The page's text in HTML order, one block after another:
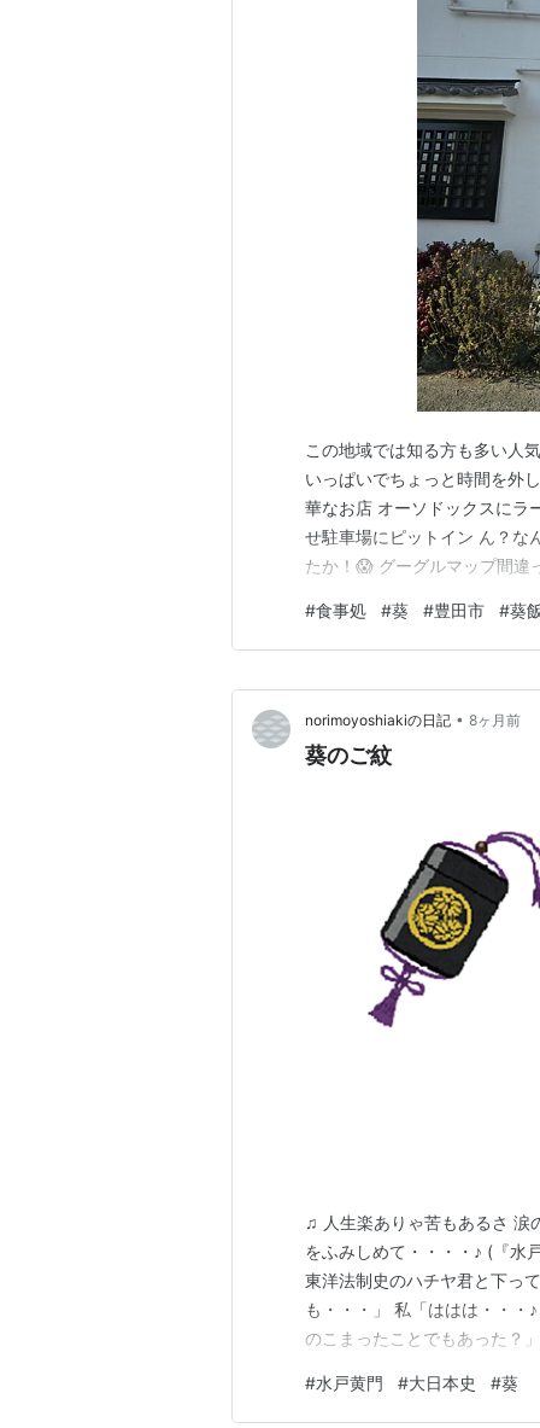
この地域では知る方も多い人
いっぱいでちょっと時間を外
華なお店 オーソドックスにラ
せ駐車場にピットイン ん？な
たか！😱 グーグルマップ間違
てて 今日は待ちはないでしょ
古屋じゃな…
#食事処 #葵 #豊田市 #葵
norimoyoshiakiの日記 • 8ヶ月前
葵のご紋
♫ 人生楽ありゃ苦もあるさ 涙
をふみしめて・・・・♪ (『水
東洋法制史のハチヤ君と下っ
も・・・」 私「ははは・・・
のこまったことでもあった？
印籠で悪者退治ができなくな
#水戸黄門 #大日本史 #葵